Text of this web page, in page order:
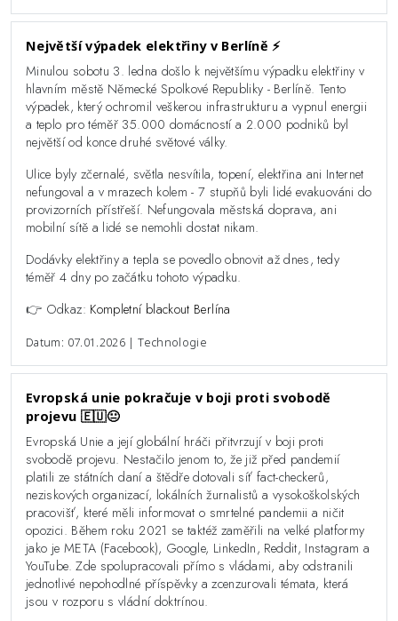
Největší výpadek elektřiny v Berlíně ⚡️
Minulou sobotu 3. ledna došlo k největšímu výpadku elektřiny v
hlavním městě Německé Spolkové Republiky - Berlíně. Tento
výpadek, který ochromil veškerou infrastrukturu a vypnul energii
a teplo pro téměř 35.000 domácností a 2.000 podniků byl
největší od konce druhé světové války.
Ulice byly zčernalé, světla nesvítila, topení, elektřina ani Internet
nefungoval a v mrazech kolem - 7 stupňů byli lidé evakuováni do
provizorních přístřeší. Nefungovala městská doprava, ani
mobilní sítě a lidé se nemohli dostat nikam.
Dodávky elektřiny a tepla se povedlo obnovit až dnes, tedy
téměř 4 dny po začátku tohoto výpadku.
👉 Odkaz: Kompletní blackout Berlína
Datum: 07.01.2026 | Technologie
Evropská unie pokračuje v boji proti svobodě
projevu 🇪🇺😐️
Evropská Unie a její globální hráči přitvrzují v boji proti
svobodě projevu. Nestačilo jenom to, že již před pandemií
platili ze státních daní a štědře dotovali síť fact-checkerů,
neziskových organizací, lokálních žurnalistů a vysokoškolských
pracovišť, které měli informovat o smrtelné pandemii a ničit
opozici. Během roku 2021 se taktéž zaměřili na velké platformy
jako je META (Facebook), Google, LinkedIn, Reddit, Instagram a
YouTube. Zde spolupracovali přímo s vládami, aby odstranili
jednotlivé nepohodlné příspěvky a zcenzurovali témata, která
jsou v rozporu s vládní doktrínou.